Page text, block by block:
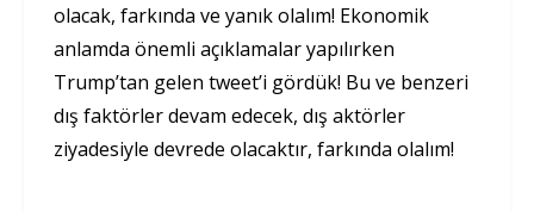
olacak, farkında ve yanık olalım! Ekonomik
anlamda önemli açıklamalar yapılırken
Trump’tan gelen tweet’i gördük! Bu ve benzeri
dış faktörler devam edecek, dış aktörler
ziyadesiyle devrede olacaktır, farkında olalım!